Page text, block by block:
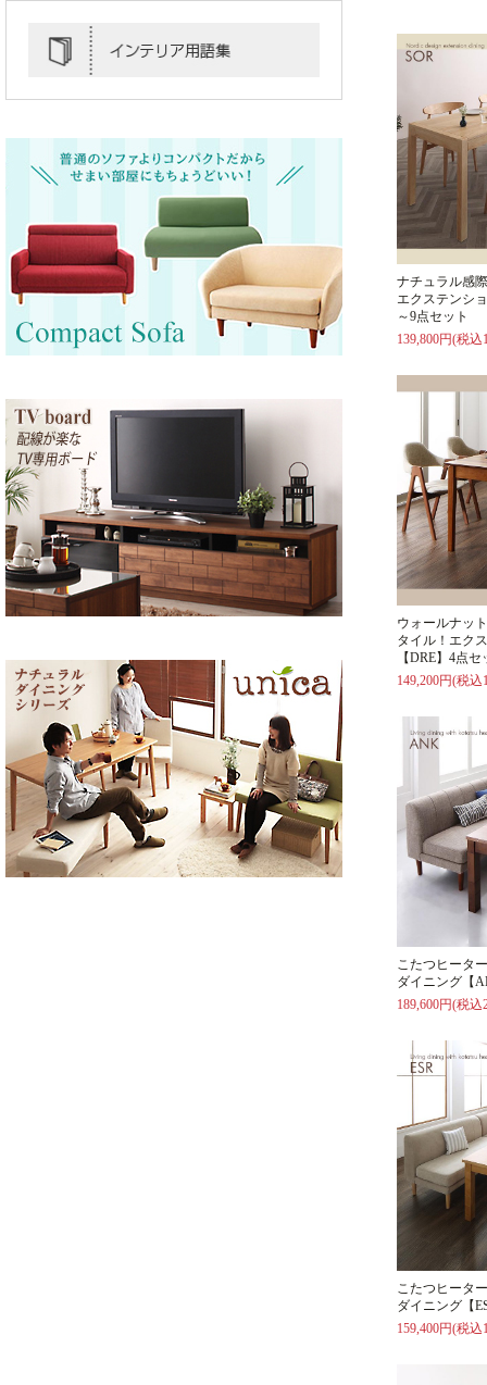
ナチュラル感
エクステンシ
～9点セット
139,800円(税込
ウォールナッ
タイル！エク
【DRE】4点セ
149,200円(税込
こたつヒータ
ダイニング【
189,600円(税込
こたつヒータ
ダイニング【
159,400円(税込